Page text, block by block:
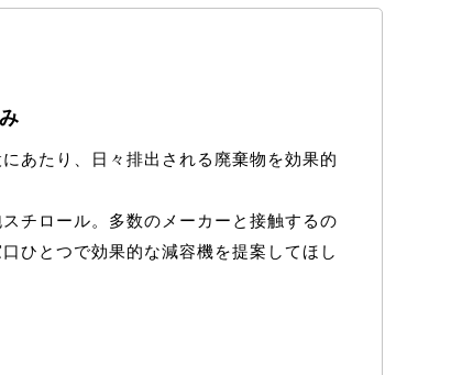
あたり、日々排出される廃棄物を効果的
チロール。多数のメーカーと接触するの
ひとつで効果的な減容機を提案してほし